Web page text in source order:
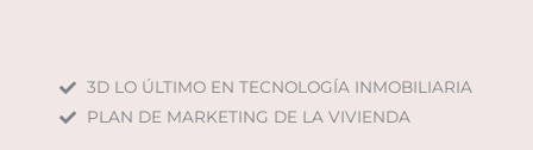
3D LO ÚLTIMO EN TECNOLOGÍA INMOBILIARIA
PLAN DE MARKETING DE LA VIVIENDA